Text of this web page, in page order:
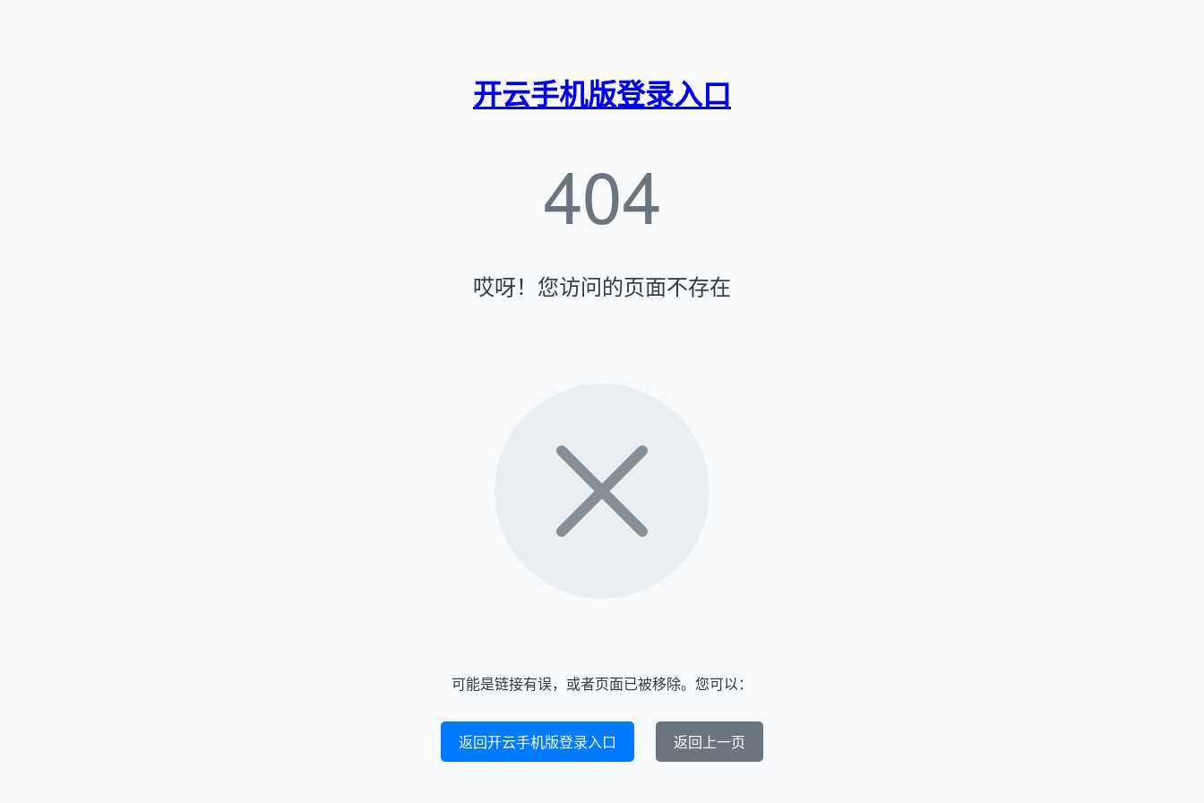
开云手机版登录入口
404
哎呀！您访问的页面不存在
可能是链接有误，或者页面已被移除。您可以：
返回开云手机版登录入口 返回上一页